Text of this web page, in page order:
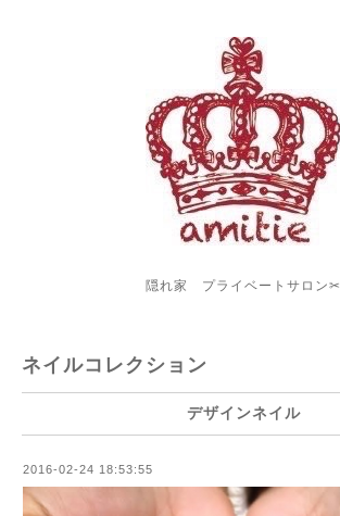
隠れ家 プライベートサロン✂︎
ネイルコレクション
デザインネイル
2016-02-24 18:53:55